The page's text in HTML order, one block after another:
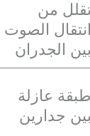
من
انتقال الصوت
بين الجدران
طبقة عازلة
بين جدارين